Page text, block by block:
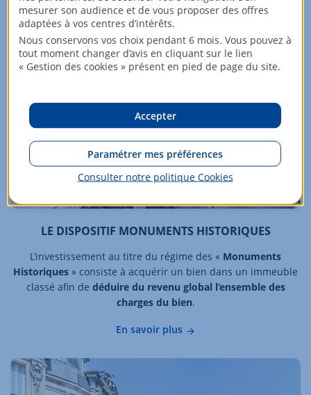
LE DISPOSITIF MONUMENTS HISTORIQUES
L’investissement au titre du régime des « Monuments
Historiques » consiste à acquérir un bien dans un immeuble
classé afin de déduire du revenu global l’ensemble des
charges du bien.
En savoir plus
mesurer son audience et de vous proposer des offres
adaptées à vos centres d’intérêts.
Nous conservons vos choix pendant 6 mois. Vous pouvez à
tout moment changer d’avis en cliquant sur le lien
« Gestion des cookies » présent en pied de page du site.
Accepter
Paramétrer mes préférences
Consulter notre politique Cookies